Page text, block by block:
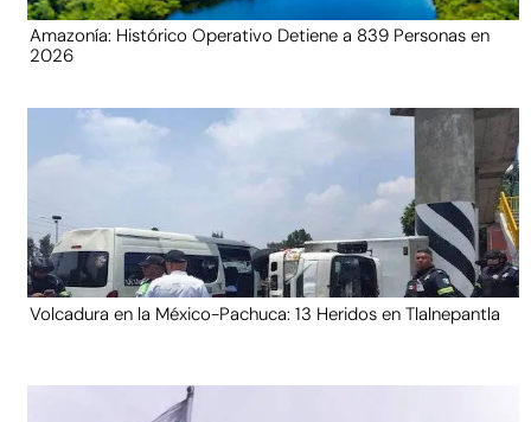
Amazonía: Histórico Operativo Detiene a 839 Personas en
2026
Volcadura en la México-Pachuca: 13 Heridos en Tlalnepantla